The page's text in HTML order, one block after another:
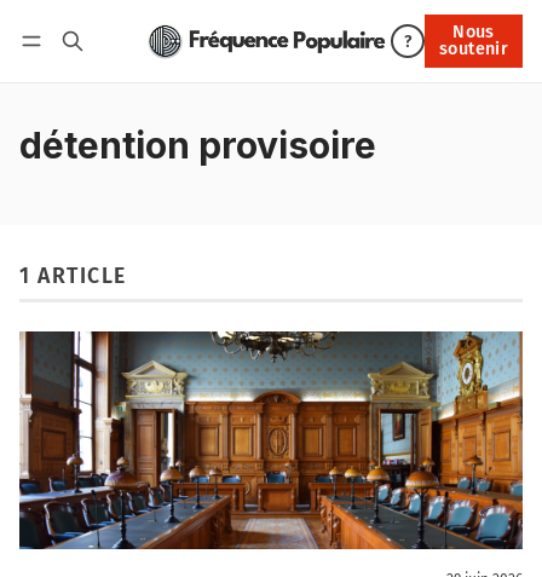
?
Nous
soutenir
Nous soutenir
détention provisoire
1 ARTICLE